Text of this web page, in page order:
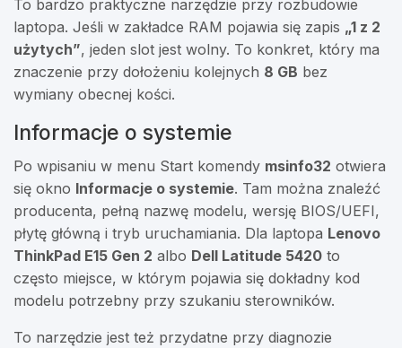
To bardzo praktyczne narzędzie przy rozbudowie
laptopa. Jeśli w zakładce RAM pojawia się zapis „1 z 2
użytych”, jeden slot jest wolny. To konkret, który ma
znaczenie przy dołożeniu kolejnych 8 GB bez
wymiany obecnej kości.
Informacje o systemie
Po wpisaniu w menu Start komendy msinfo32 otwiera
się okno Informacje o systemie. Tam można znaleźć
producenta, pełną nazwę modelu, wersję BIOS/UEFI,
płytę główną i tryb uruchamiania. Dla laptopa Lenovo
ThinkPad E15 Gen 2 albo Dell Latitude 5420 to
często miejsce, w którym pojawia się dokładny kod
modelu potrzebny przy szukaniu sterowników.
To narzędzie jest też przydatne przy diagnozie